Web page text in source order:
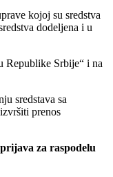
kojoj su sredstva
dodeljena i u
Republike Srbije“ i na
sredstava sa
prenos
za raspodelu